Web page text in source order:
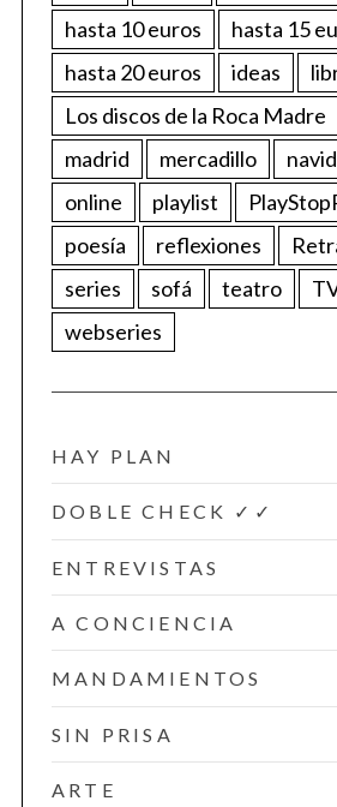
hasta 10 euros
hasta 15
hasta 20 euros
ideas
Los discos de la Roca Madre
madrid
mercadillo
online
playlist
poesía
reflexiones
series
sofá teatro
webseries
HAY PLAN
DOBLE CHECK ✓✓
ENTREVISTAS
A CONCIENCIA
MANDAMIENTOS
SIN PRISA
ARTE